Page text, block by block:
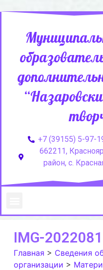
+7 (39155) 5-97-
662211,
район, с.
IMG-
Главная > Сведения
организации >